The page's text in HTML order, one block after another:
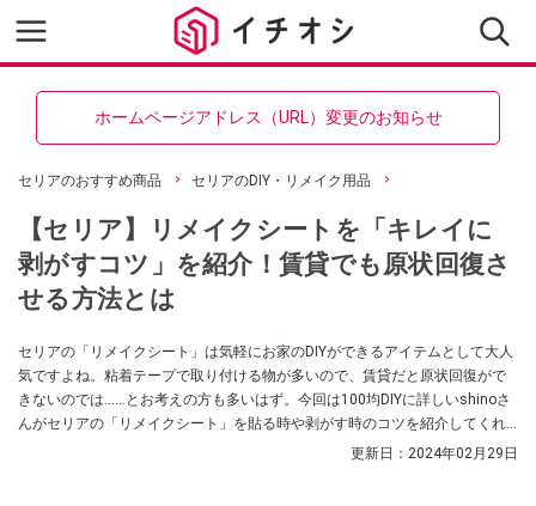
ホームページアドレス（URL）変更のお知らせ
セリアのおすすめ商品 セリアのDIY・リメイク用品
【セリア】リメイクシートを「キレイに
剥がすコツ」を紹介！賃貸でも原状回復さ
せる方法とは
セリアの「リメイクシート」は気軽にお家のDIYができるアイテムとして大人
気ですよね。粘着テープで取り付ける物が多いので、賃貸だと原状回復がで
きないのでは……とお考えの方も多いはず。今回は100均DIYに詳しいshinoさ
んがセリアの「リメイクシート」を貼る時や剥がす時のコツを紹介してくれ
ました。直接貼らずマスキングテープを仕込むのがポイントなのだそう。剥
更新日： 2024年02月29日